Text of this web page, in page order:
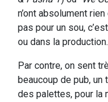
n’ont absolument
pas pour un sou,
ou dans la production.
Par contre, on sent
beaucoup de pub, un
des palettes, pour la